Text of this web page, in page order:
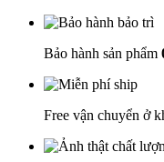
Bảo hành sản phẩm
Free vận chuyển ở